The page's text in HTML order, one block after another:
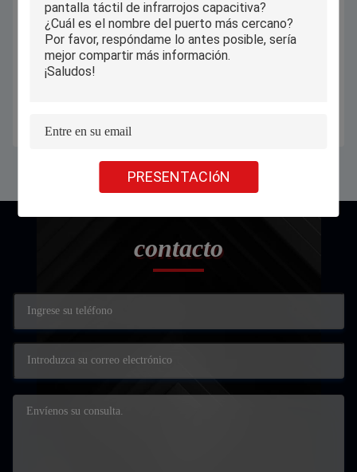
PRESENTACIóN
7 pantalla táctil industrial de
Consiga el mejor precio
contacto